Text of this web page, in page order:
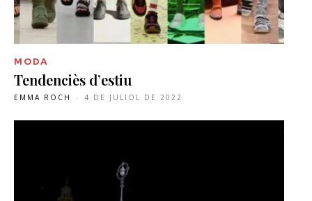
MODA
Tendenciès d’estiu
EMMA ROCH - 4 DE JULIOL DE 2022